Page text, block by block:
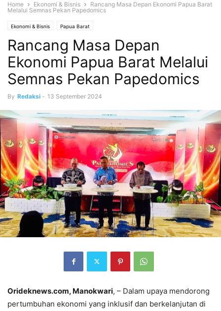
Home Ekonomi & Bisnis
Rancang Masa Depan Ekonomi Papua Barat
Melalui Semnas Pekan Papedomics
Ekonomi & Bisnis Papua Barat
Rancang Masa Depan
Ekonomi Papua Barat Melalui
Semnas Pekan Papedomics
By Redaksi - 13 September 2024
Orideknews.com, Manokwari, – Dalam upaya mendorong
pertumbuhan ekonomi yang inklusif dan berkelanjutan di